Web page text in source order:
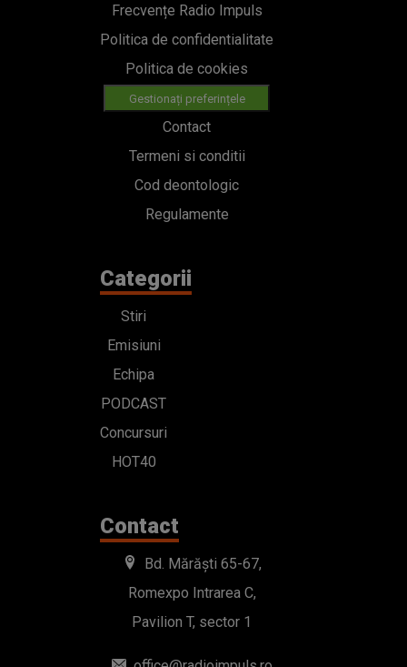
Frecvențe Radio Impuls
Politica de confidentialitate
Politica de cookies
Gestionați preferințele
Contact
Termeni si conditii
Cod deontologic
Regulamente
Categorii
Stiri
Emisiuni
Echipa
PODCAST
Concursuri
HOT40
Contact
Bd. Mărăști 65-67,
Romexpo Intrarea C,
Pavilion T, sector 1